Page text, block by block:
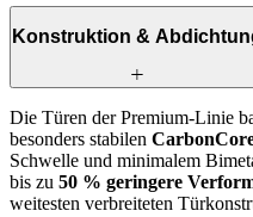
Konstruktion &
Die Türen der Premium-Linie
besonders stabilen
Schwelle und minimalem
bis zu 50 % geringere
weitesten verbreiteten